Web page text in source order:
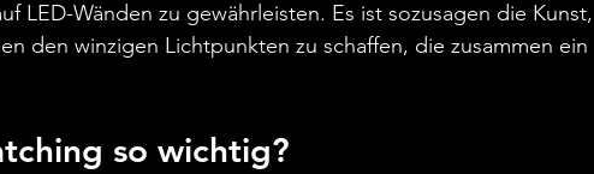
LED-Wänden zu gewährleisten. Es ist sozusagen die Kunst,
den winzigen Lichtpunkten zu schaffen, die zusammen ein
so wichtig?